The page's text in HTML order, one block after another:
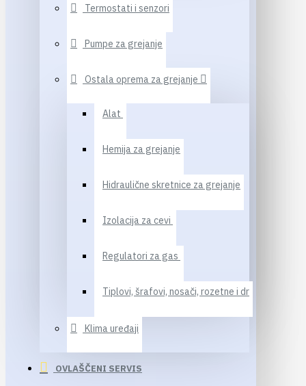
Termostati i senzori
Pumpe za grejanje
Ostala oprema za grejanje
Alat
Hemija za grejanje
Hidraulične skretnice za grejanje
Izolacija za cevi
Regulatori za gas
Tiplovi, šrafovi, nosači, rozetne i dr
Klima uređaji
OVLAŠČENI SERVIS